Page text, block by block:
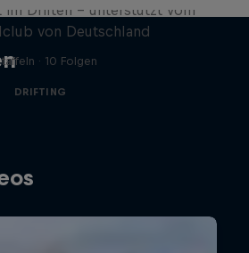
im Driften – unterstützt vom
von Deutschland
· 10 Folgen
DRIFTING